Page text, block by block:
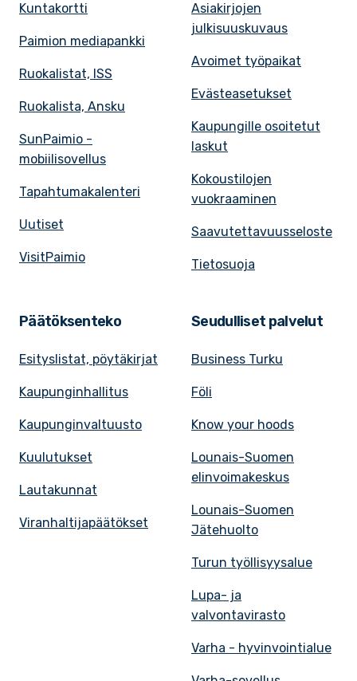
Kuntakortti
Paimion mediapankki
Ruokalistat, ISS
Ruokalista, Ansku
SunPaimio -
mobiilisovellus
Tapahtumakalenteri
Uutiset
VisitPaimio
Asiakirjojen
julkisuuskuvaus
Avoimet työpaikat
Evästeasetukset
Kaupungille osoitetut
laskut
Kokoustilojen
vuokraaminen
Saavutettavuusseloste
Tietosuoja
Päätöksenteko
Esityslistat, pöytäkirjat
Kaupunginhallitus
Kaupunginvaltuusto
Kuulutukset
Lautakunnat
Viranhaltijapäätökset
Seudulliset palvelut
Business Turku
Föli
Know your hoods
Lounais-Suomen
elinvoimakeskus
Lounais-Suomen
Jätehuolto
Turun työllisyysalue
Lupa- ja
valvontavirasto
Varha - hyvinvointialue